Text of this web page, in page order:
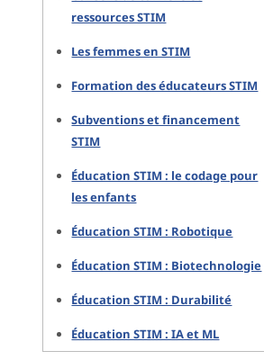
ressources STIM
Les femmes en STIM
Formation des éducateurs STIM
Subventions et financement
STIM
Éducation STIM : le codage pour
les enfants
Éducation STIM : Robotique
Éducation STIM : Biotechnologie
Éducation STIM : Durabilité
Éducation STIM : IA et ML